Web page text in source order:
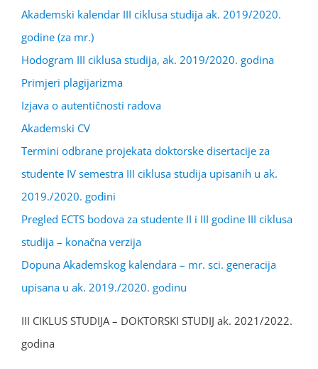
Akademski kalendar III ciklusa studija ak. 2019/2020.
godine (za mr.)
Hodogram III ciklusa studija, ak. 2019/2020. godina
Primjeri plagijarizma
Izjava o autentičnosti radova
Akademski CV
Termini odbrane projekata doktorske disertacije za
studente IV semestra III ciklusa studija upisanih u ak.
2019./2020. godini
Pregled ECTS bodova za studente II i III godine III ciklusa
studija – konačna verzija
Dopuna Akademskog kalendara – mr. sci. generacija
upisana u ak. 2019./2020. godinu
III CIKLUS STUDIJA – DOKTORSKI STUDIJ ak. 2021/2022.
godina